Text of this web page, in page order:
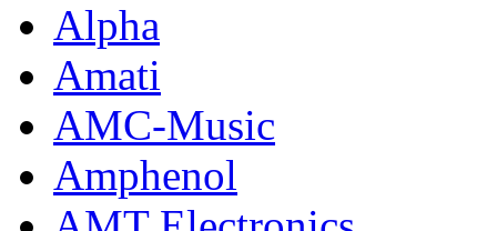
Alpha
Amati
AMC-Music
Amphenol